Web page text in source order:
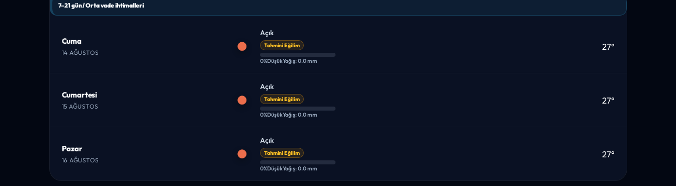
7–21 gün / Orta vade ihtimalleri
Cuma
14 AĞUSTOS
Açık
Tahmini Eğilim
0%DüşükYağış: 0.0 mm
27°
Cumartesi
15 AĞUSTOS
Açık
Tahmini Eğilim
0%DüşükYağış: 0.0 mm
27°
Pazar
16 AĞUSTOS
Açık
Tahmini Eğilim
0%DüşükYağış: 0.0 mm
27°